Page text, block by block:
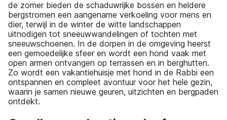
de zomer bieden de schaduwrijke bossen en heldere
bergstromen een aangename verkoeling voor mens en
dier, terwijl in de winter de witte landschappen
uitnodigen tot sneeuwwandelingen of tochten met
sneeuwschoenen. In de dorpen in de omgeving heerst
een gemoedelijke sfeer en wordt een hond vaak met
open armen ontvangen op terrassen en in berghutten.
Zo wordt een vakantiehuisje met hond in de Rabbi een
ontspannen en compleet avontuur voor het hele gezin,
waarin je samen nieuwe geuren, uitzichten en bergpaden
ontdekt.